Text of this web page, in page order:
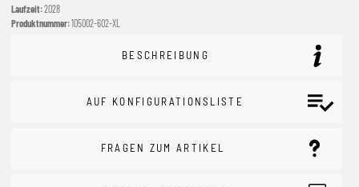
Laufzeit:2028
Produktnummer:105002-602-XL
BESCHREIBUNG
AUF KONFIGURATIONSLISTE
FRAGEN ZUM ARTIKEL